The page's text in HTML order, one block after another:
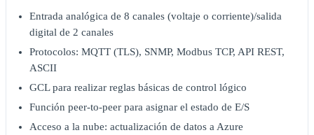
Entrada analógica de 8 canales (voltaje o corriente)/salida
digital de 2 canales
Protocolos: MQTT (TLS), SNMP, Modbus TCP, API REST,
ASCII
GCL para realizar reglas básicas de control lógico
Función peer-to-peer para asignar el estado de E/S
Acceso a la nube: actualización de datos a Azure